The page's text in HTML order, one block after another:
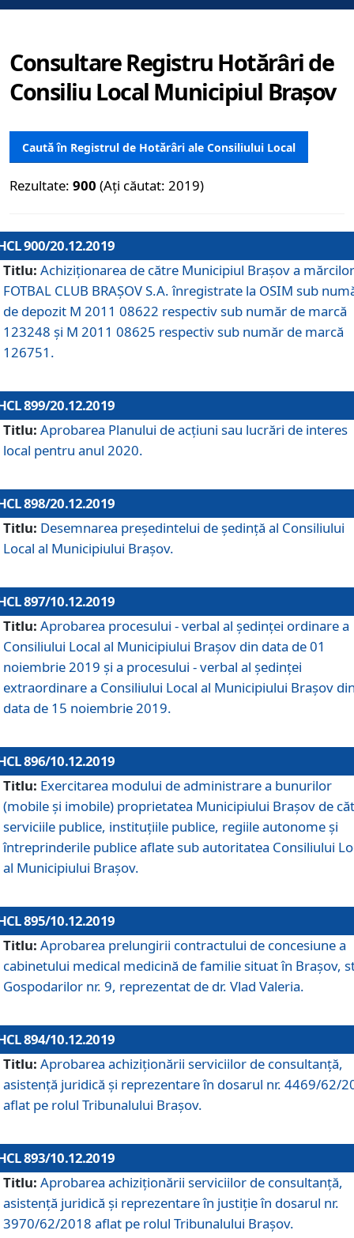
Consultare Registru Hotărâri de
Consiliu Local Municipiul Brașov
Caută în Registrul de Hotărâri ale Consiliului Local
Rezultate: 900 (Ați căutat: 2019)
900/20.12.2019
Titlu: Achiziționarea de către Municipiul Brașov a mărcilor
FOTBAL CLUB BRAȘOV S.A. înregistrate la OSIM sub
de depozit M 2011 08622 respectiv sub număr de marcă
123248 și M 2011 08625 respectiv sub număr de marcă
126751.
899/20.12.2019
Titlu: Aprobarea Planului de acţiuni sau lucrări de interes
local pentru anul 2020.
898/20.12.2019
Titlu: Desemnarea preşedintelui de şedinţă al Consiliului
Local al Municipiului Braşov.
897/10.12.2019
Titlu: Aprobarea procesului - verbal al şedinţei ordinare a
Consiliului Local al Municipiului Brașov din data de 01
noiembrie 2019 și a procesului - verbal al ședinței
extraordinare a Consiliului Local al Municipiului Brașov
data de 15 noiembrie 2019.
896/10.12.2019
Titlu: Exercitarea modului de administrare a bunurilor
(mobile și imobile) proprietatea Municipiului Brașov de
serviciile publice, instituțiile publice, regiile autonome și
întreprinderile publice aflate sub autoritatea Consiliului
al Municipiului Brașov.
895/10.12.2019
Titlu: Aprobarea prelungirii contractului de concesiune a
cabinetului medical medicină de familie situat în Braşov,
Gospodarilor nr. 9, reprezentat de dr. Vlad Valeria.
894/10.12.2019
Titlu: Aprobarea achiziţionării serviciilor de consultanţă,
asistenţă juridică şi reprezentare în dosarul nr. 4469/62/
aflat pe rolul Tribunalului Braşov.
893/10.12.2019
Titlu: Aprobarea achiziţionării serviciilor de consultanţă,
asistenţă juridică şi reprezentare în justiţie în dosarul nr.
3970/62/2018 aflat pe rolul Tribunalului Braşov.